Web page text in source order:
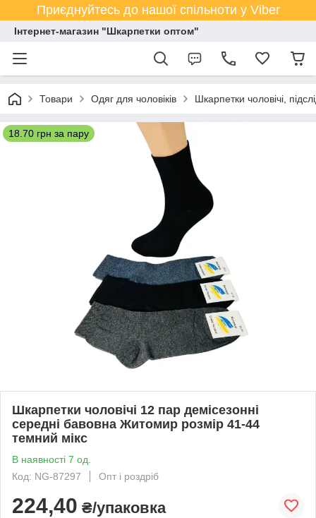
Приєднуйтесь до нашої спільноти у Viber
Інтернет-магазин "Шкарпетки оптом"
Товари Одяг для чоловіків Шкарпетки чоловічі,
18.70 грн за пару
Шкарпетки чоловічі 12 пар демісезонні
середні бавовна Житомир розмір 41-44
темний мікс
В наявності 7 од.
Код: NG-87297
Опт і роздріб
224,40 ₴/упаковка